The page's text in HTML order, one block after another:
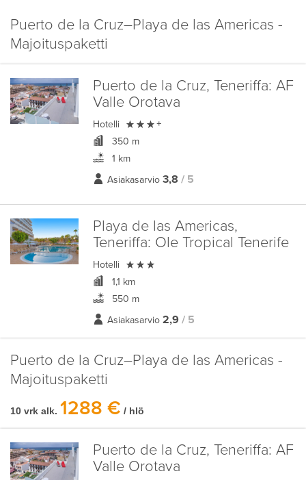
Puerto de la Cruz–Playa de las Americas -
Majoituspaketti
Puerto de la Cruz, Teneriffa: AF
Valle Orotava
Hotelli  +
350 m
1 km
Asiakasarvio 3,8 / 5
Playa de las Americas,
Teneriffa: Ole Tropical Tenerife
Hotelli 
1,1 km
550 m
Asiakasarvio 2,9 / 5
Puerto de la Cruz–Playa de las Americas -
Majoituspaketti
10 vrk alk. 1288 € / hlö
Puerto de la Cruz, Teneriffa: AF
Valle Orotava